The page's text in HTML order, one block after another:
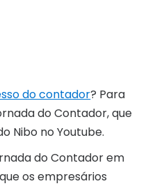
do contador? Para
do Contador, que
Nibo no Youtube.
do Contador em
os empresários